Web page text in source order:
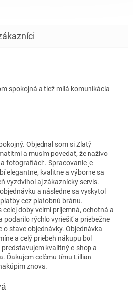
5 hviezdičiek.
spokojná a tiež milá komunikácia
5 hviezdičiek.
Objednal som si Zlatý
a musím povedať, že naživo
fotografiách. Spracovanie je
elegantne, kvalitne a výborne sa
vyzdvihol aj zákaznícky servis.
a následne sa vyskytol
cez platobnú bránu.
celej doby veľmi príjemná, ochotná a
podarilo rýchlo vyriešiť a priebežne
stave objednávky. Objednávka
a celý priebeh nákupu bol
predstavujem kvalitný e-shop a
Ďakujem celému tímu Lillian
znova.
5 hviezdičiek.